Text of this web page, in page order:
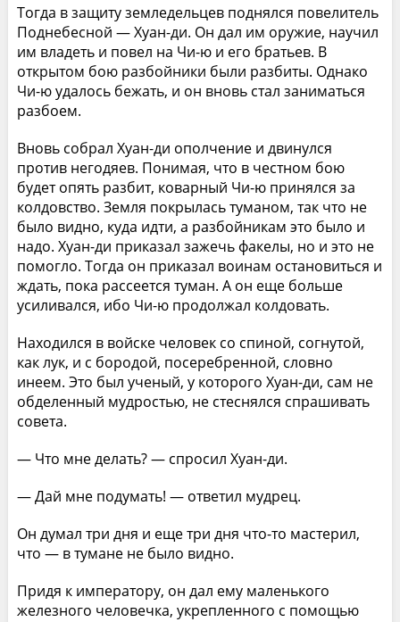
Тогда в защиту земледельцев поднялся повелитель
Поднебесной — Хуан-ди. Он дал им оружие, научил
им владеть и повел на Чи-ю и его братьев. В
открытом бою разбойники были разбиты. Однако
Чи-ю удалось бежать, и он вновь стал заниматься
разбоем.
Вновь собрал Хуан-ди ополчение и двинулся
против негодяев. Понимая, что в честном бою
будет опять разбит, коварный Чи-ю принялся за
колдовство. Земля покрылась туманом, так что не
было видно, куда идти, а разбойникам это было и
надо. Хуан-ди приказал зажечь факелы, но и это не
помогло. Тогда он приказал воинам остановиться и
ждать, пока рассеется туман. А он еще больше
усиливался, ибо Чи-ю продолжал колдовать.
Находился в войске человек со спиной, согнутой,
как лук, и с бородой, посеребренной, словно
инеем. Это был ученый, у которого Хуан-ди, сам не
обделенный мудростью, не стеснялся спрашивать
совета.
— Что мне делать? — спросил Хуан-ди.
— Дай мне подумать! — ответил мудрец.
Он думал три дня и еще три дня что-то мастерил,
что — в тумане не было видно.
Придя к императору, он дал ему маленького
железного человечка, укрепленного с помощью